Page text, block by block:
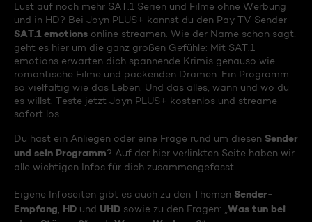
Lust auf noch mehr SAT.1 Serien und Filme ohne Werbung
und in HD? Bei Joyn PLUS+ kannst du den Pay TV Sender
SAT.1 emotions online streamen. Wie der Name schon sagt,
geht es hier um die ganz großen Gefühle: Mit SAT.1
emotions erwarten dich spannende Krimis genauso wie
romantische Filme und packenden Dramen. Ein Programm
so vielfältig wie das Leben. Und das alles, wann und wo du
es willst. Teste jetzt Joyn PLUS+ kostenlos und streame
sofort los.
Du hast ein Anliegen oder eine Frage rund um diesen Sender
und sein Programm? Auf der hier verlinkten Seite haben wir
alle wichtigen Infos für dich zusammengefasst.
Eigene Infoseiten gibt es auch zu den Themen Sender-
Empfang HD und UHD sowie zu den Fragen: „ Was tun bei